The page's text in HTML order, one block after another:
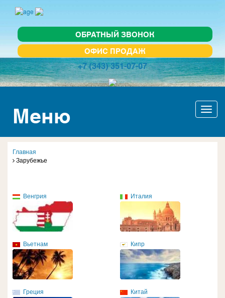
ОБРАТНЫЙ ЗВОНОК
ОФИС ПРОДАЖ
+7 (343) 351-07-07
Меню
Главная
Зарубежье
Венгрия
Вьетнам
Греция
Италия
Кипр
Китай